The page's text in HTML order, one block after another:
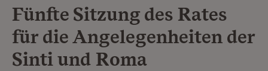
Fünfte Sitzung des Rates
für die Angelegenheiten der
Sinti und Roma